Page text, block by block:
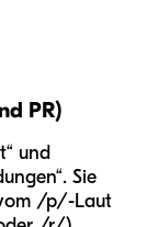
PR)
und
Sie
/p/-Laut